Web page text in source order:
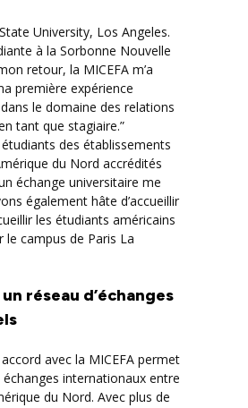
University, Los Angeles.
à la Sorbonne Nouvelle
retour, la MICEFA m’a
première expérience
le domaine des relations
tant que stagiaire.”
des établissements
du Nord accrédités
échange universitaire me
également hâte d’accueillir
les étudiants américains
le campus de Paris La
réseau d’échanges
avec la MICEFA permet
internationaux entre
du Nord. Avec plus de